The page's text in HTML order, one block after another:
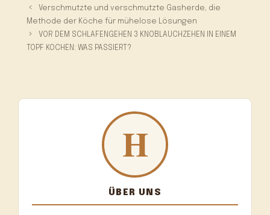
Verschmutzte und verschmutzte Gasherde, die
Methode der Köche für mühelose Lösungen
VOR DEM SCHLAFENGEHEN 3 KNOBLAUCHZEHEN IN EINEM
TOPF KOCHEN: WAS PASSIERT?
ÜBER UNS